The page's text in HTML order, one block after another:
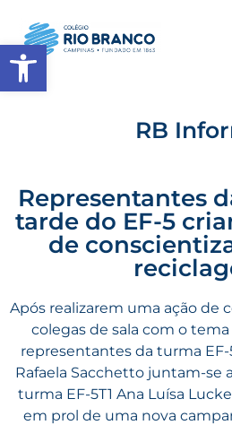
RB
Representantes
tarde do EF-5
de
Após realizarem uma ação de
colegas de sala com o tema
representantes da turma EF-
Rafaela Sacchetto juntam-se
turma EF-5T1 Ana Luísa
em prol de uma nova
Abrir a barra de ferramentas